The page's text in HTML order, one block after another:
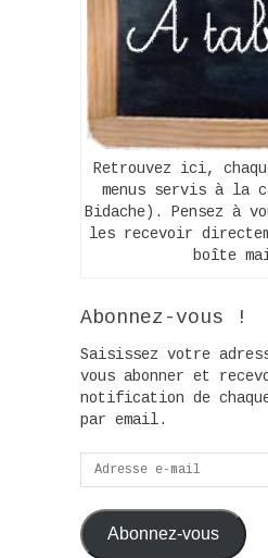
Retrouvez ici,
menus servis à la
Bidache). Pensez à
les recevoir
boîte
Abonnez-vous !
Saisissez votre
vous abonner et
notification de
par email.
Adresse
e-
mail
Abonnez-vous